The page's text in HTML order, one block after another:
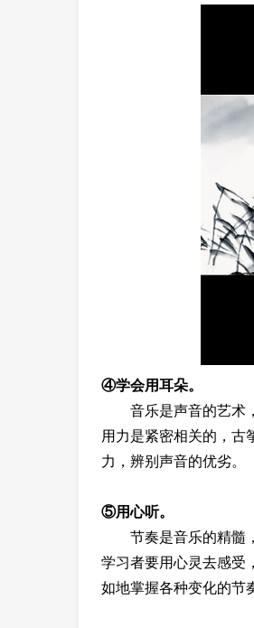
④学会用耳朵。
音乐是声音的艺术，
用力是紧密相关的，
力，辨别声音的优劣。
⑤用心听。
节奏是音乐的精髓，
学习者要用心灵去感受
如地掌握各种变化的节